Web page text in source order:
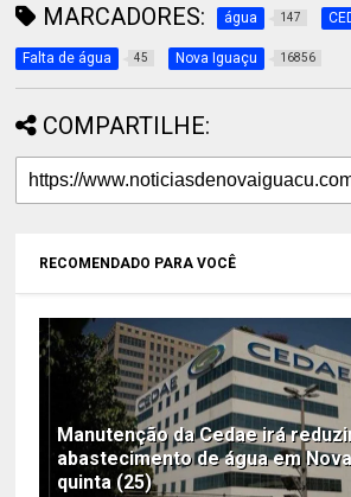
MARCADORES: água 147
Falta de água 45 Nova Iguaçu 16856
COMPARTILHE:
RECOMENDADO PARA VOCÊ
Manutenção da Cedae irá
abastecimento de água em
quinta (25)